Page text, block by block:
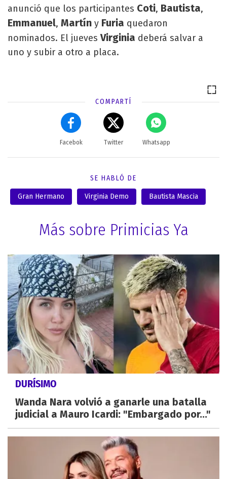
anunció que los participantes Coti, Bautista,
Emmanuel, Martín y Furia quedaron
nominados. El juevesVirginia deberá salvar a
uno y subir a otro a placa.
COMPARTÍ
Facebok Twitter Whatsapp
SE HABLÓ DE
Gran Hermano Virginia Demo Bautista Mascia
Más sobre Primicias Ya
DURÍSIMO
Wanda Nara volvió a ganarle una batalla
judicial a Mauro Icardi: "Embargado por..."